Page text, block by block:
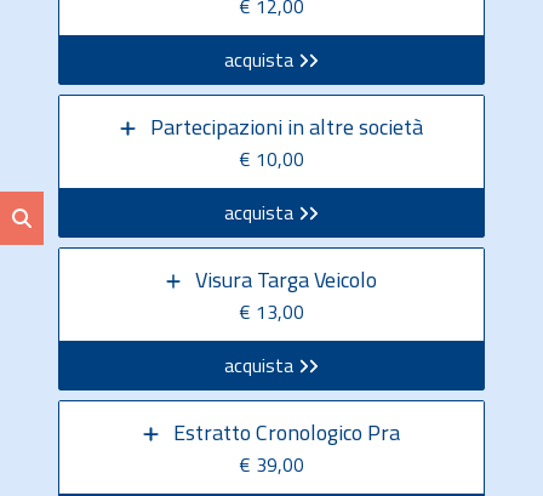
€ 12,00
acquista
Partecipazioni in altre società
€ 10,00
acquista
Visura Targa Veicolo
€ 13,00
acquista
Estratto Cronologico Pra
€ 39,00